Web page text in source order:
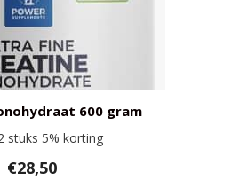
600 gram
stuks 5% korting
€28,50